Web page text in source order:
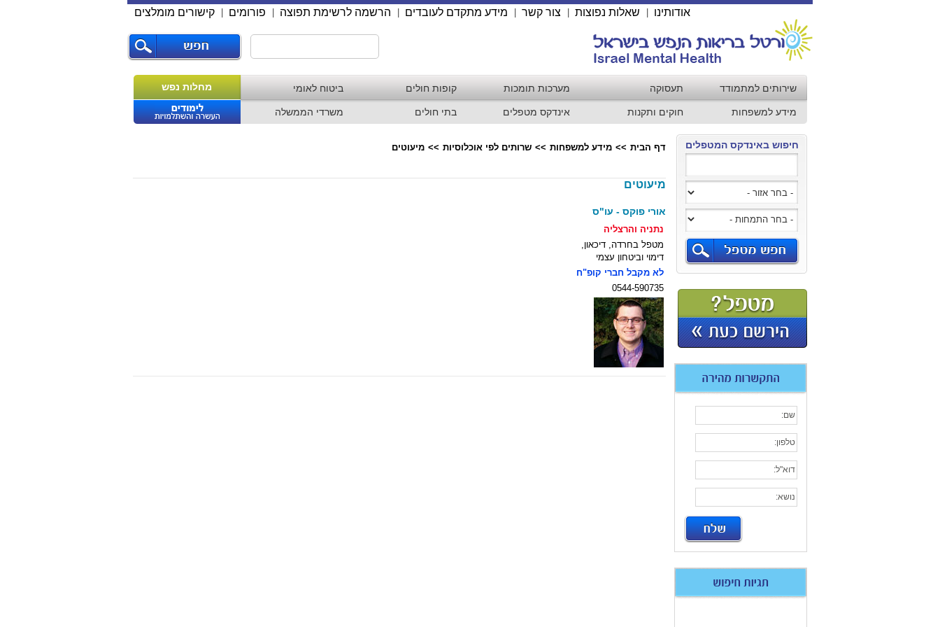
אודותינו שאלות נפוצות צור קשר מידע מתקדם לעובדים הרשמה לרשימת תפוצה פורומים קישורים מומלצים
מחלות נפש שירותים למתמודד תעסוקה מערכות תומכות קופות חולים ביטוח לאומי
מידע למשפחות חוקים ותקנות אינדקס מטפלים בתי חולים משרדי הממשלה
חיפוש באינדקס המטפלים דף הבית >> מידע למשפחות >> שרותים לפי אוכלוסיות >> מיעוטים
מיעוטים
אורי פוקס - עו"ס
נתניה והרצליה
מטפל בחרדה, דיכאון,
דימוי וביטחון עצמי
לא מקבל חברי קופ"ח
0544-590735